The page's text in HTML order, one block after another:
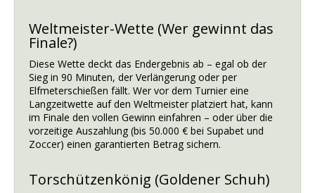
Weltmeister-Wette (Wer gewinnt das
Finale?)
Diese Wette deckt das Endergebnis ab – egal ob der
Sieg in 90 Minuten, der Verlängerung oder per
Elfmeterschießen fällt. Wer vor dem Turnier eine
Langzeitwette auf den Weltmeister platziert hat, kann
im Finale den vollen Gewinn einfahren – oder über die
vorzeitige Auszahlung (bis 50.000 € bei Supabet und
Zoccer) einen garantierten Betrag sichern.
Torschützenkönig (Goldener Schuh)